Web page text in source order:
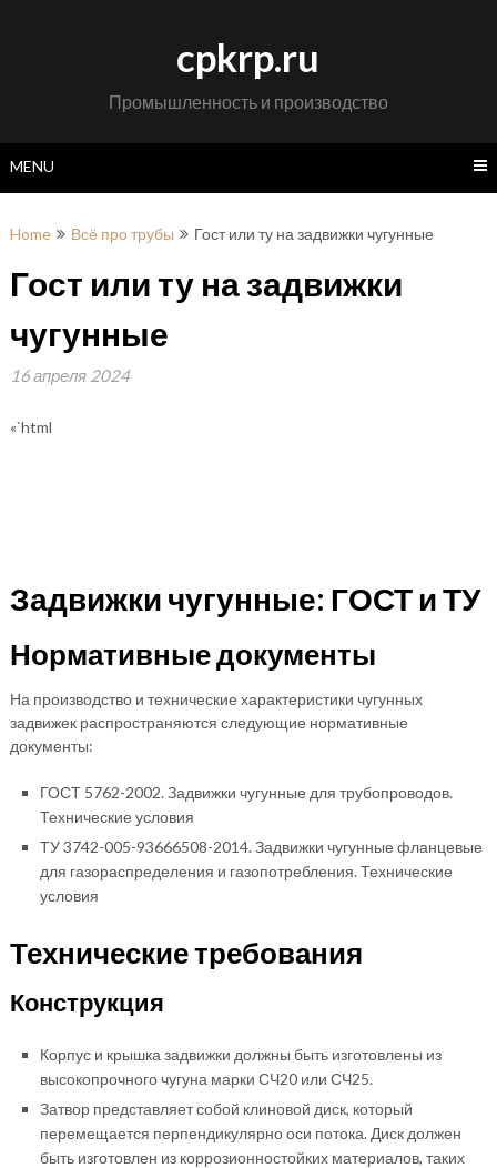
cpkrp.ru
Промышленность и производство
MENU
Home Всё про трубы Гост или ту на задвижки чугунные
Гост или ту на задвижки
чугунные
16 апреля 2024
«`html
Задвижки чугунные: ГОСТ и ТУ
Нормативные документы
На производство и технические характеристики чугунных
задвижек распространяются следующие нормативные
документы:
ГОСТ 5762-2002. Задвижки чугунные для трубопроводов.
Технические условия
ТУ 3742-005-93666508-2014. Задвижки чугунные фланцевые
для газораспределения и газопотребления. Технические
условия
Технические требования
Конструкция
Корпус и крышка задвижки должны быть изготовлены из
высокопрочного чугуна марки СЧ20 или СЧ25.
Затвор представляет собой клиновой диск, который
перемещается перпендикулярно оси потока. Диск должен
быть изготовлен из коррозионностойких материалов, таких